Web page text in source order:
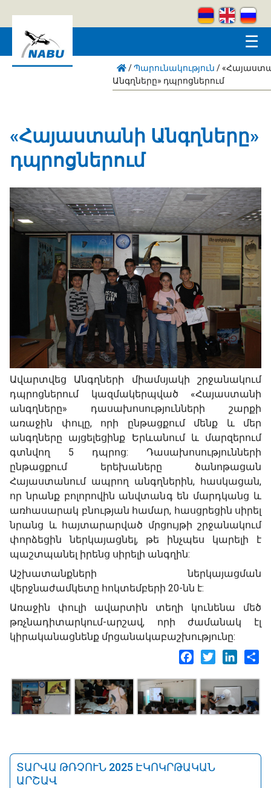
☰
/Պարունակություն /
Անգղները» դպրոցներում
«Հայաստանի Անգղները»
դպրոցներում
Ավարտվեց Անգղների միամսյակի շրջանակում
դպրոցներում կազմակերպված «Հայաստանի
անգղները» դասախոսությունների շարքի
առաջին փուլը, որի ընթացքում մենք և մեր
անգղները այցելեցինք Երևանում և մարզերում
գտնվող 5 դպրոց: Դասախոսությունների
ընթացքում երեխաները ծանոթացան
Հայաստանում ապրող անգղներին, հասկացան,
որ նրանք բոլորովին անվտանգ են մարդկանց և
առհասարակ բնության համար, հասցրեցին սիրել
նրանց և հայտարարված մրցույթի շրջանակում
փորձեցին ներկայացնել, թե ինչպես կարելի է
պաշտպանել իրենց սիրելի անգղին:
Աշխատանքների ներկայացման
վերջնաժամկետը հոկտեմբերի 20-նն է:
Առաջին փուլի ավարտին տեղի կունենա մեծ
թռչնադիտարկում-արշավ, որի ժամանակ էլ
կիրականացնենք մրցանակաբաշխությունը:
Facebook
Twitter
ՏԱՐՎԱ ԹՌՉՈՒՆ 2025 ԷԿՈԿՐԹԱԿԱՆ
ԱՐՇԱՎ